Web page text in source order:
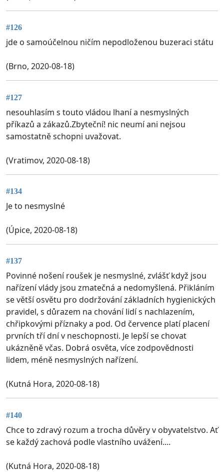
#126
jde o samoúčelnou ničím nepodloženou buzeraci státu
(Brno, 2020-08-18)
#127
nesouhlasím s touto vládou lhaní a nesmyslných
příkazů a zákazů.Zbyteční! nic neumí ani nejsou
samostatně schopni uvažovat.
(Vratimov, 2020-08-18)
#134
Je to nesmyslné
(Úpice, 2020-08-18)
#137
Povinné nošení roušek je nesmyslné, zvlášť když jsou
nařízení vlády jsou zmatečná a nedomyšlená. Přikláním
se větší osvětu pro dodržování základních hygienických
pravidel, s důrazem na chování lidí s nachlazením,
chřipkovými příznaky a pod. Od července platí placení
prvních tří dní v neschopnosti. Je lepší se chovat
ukázněně včas. Dobrá osvěta, více zodpovědnosti
lidem, méně nesmyslných nařízení.
(Kutná Hora, 2020-08-18)
#140
Chce to zdravý rozum a trocha důvěry v obyvatelstvo. Ať
se každý zachová podle vlastního uvážení....
(Kutná Hora, 2020-08-18)